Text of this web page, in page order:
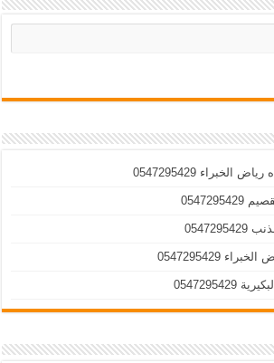
0547295429
0547295429